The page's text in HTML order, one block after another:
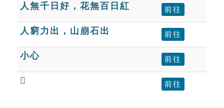
人無千日好，花無百日紅 前往
人窮力出，山崩石出 前往
小心 前往
𤸁 前往